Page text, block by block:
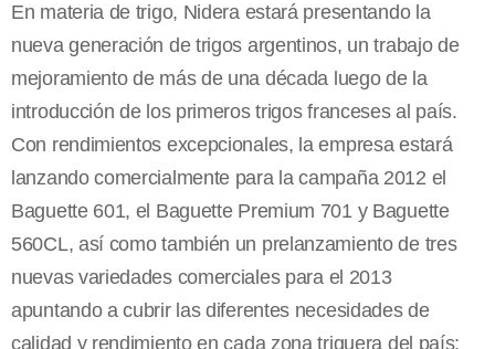
En materia de trigo, Nidera estará presentando la
nueva generación de trigos argentinos, un trabajo de
mejoramiento de más de una década luego de la
introducción de los primeros trigos franceses al país.
Con rendimientos excepcionales, la empresa estará
lanzando comercialmente para la campaña 2012 el
Baguette 601, el Baguette Premium 701 y Baguette
560CL, así como también un prelanzamiento de tres
nuevas variedades comerciales para el 2013
apuntando a cubrir las diferentes necesidades de
calidad y rendimiento en cada zona triguera del país: